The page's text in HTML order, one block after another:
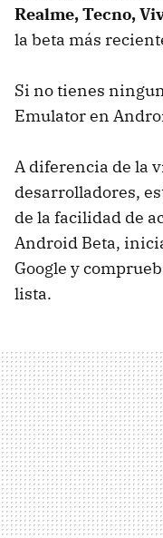
Realme, Tecno,
la beta más
Si no tienes
Emulator en
A diferencia de la
desarrolladores,
de la facilidad de
Android Beta,
Google y
lista.